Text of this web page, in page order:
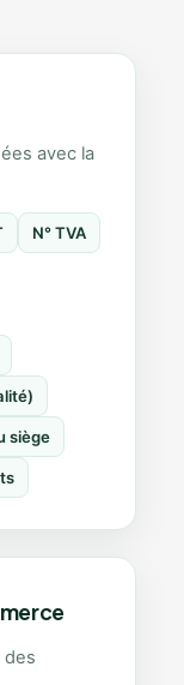
avec la
N° TVA
siège
des